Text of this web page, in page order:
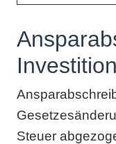
Steuer